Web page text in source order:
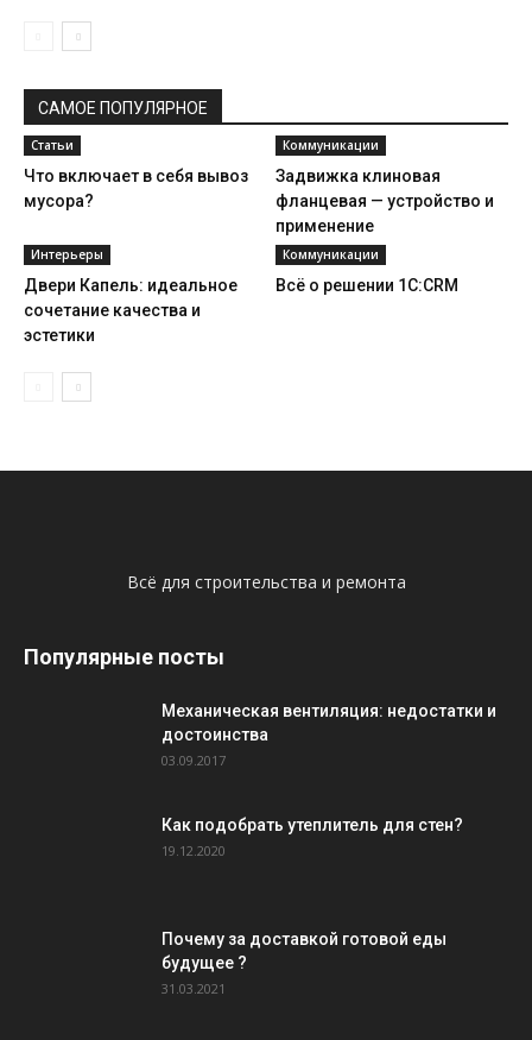
САМОЕ ПОПУЛЯРНОЕ
Статьи
Что включает в себя вывоз
мусора?
Коммуникации
Задвижка клиновая
фланцевая — устройство и
применение
Интерьеры
Двери Капель: идеальное
сочетание качества и
эстетики
Коммуникации
Всё о решении 1C:CRM
Всё для строительства и ремонта
Популярные посты
Механическая вентиляция: недостатки и
достоинства
03.09.2017
Как подобрать утеплитель для стен?
19.12.2020
Почему за доставкой готовой еды
будущее ?
31.03.2021